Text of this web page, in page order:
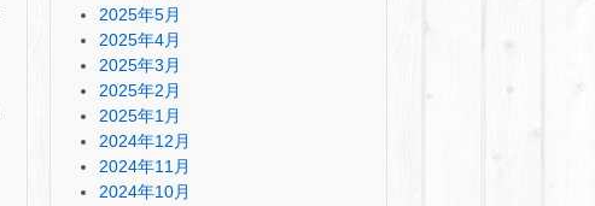
2025年5月
2025年4月
2025年3月
2025年2月
2025年1月
2024年12月
2024年11月
2024年10月